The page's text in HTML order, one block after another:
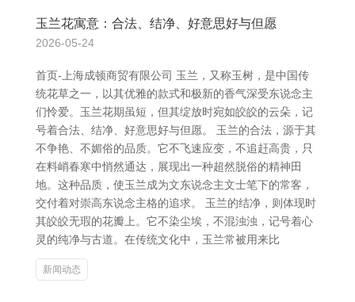
玉兰花寓意：合法、结净、好意思好与但愿
2026-05-24
首页-上海成顿商贸有限公司 玉兰，又称玉树，是中国传
统花草之一，以其优雅的款式和极新的香气深受东说念主
们怜爱。玉兰花期虽短，但其绽放时宛如皎皎的云朵，记
号着合法、结净、好意思好与但愿。 玉兰的合法，源于其
不争艳、不媚俗的品质。它不飞速应变，不追赶高贵，只
在料峭春寒中悄然通达，展现出一种超然脱俗的精神田
地。这种品质，使玉兰成为文东说念主文士笔下的常客，
交付着对崇高东说念主格的追求。 玉兰的结净，则体现时
其皎皎无瑕的花瓣上。它不染尘埃，不混浊浊，记号着心
灵的纯净与古道。在传统文化中，玉兰常被用来比
新闻动态